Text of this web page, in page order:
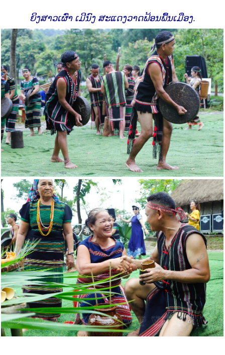
ຍິງສາວເຜົ່າ ເມີນົງ ສະແດງວາດຟ້ອນພື້ນເມືອງ.